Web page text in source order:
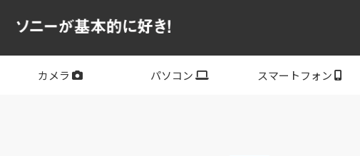
カメラ パソコン スマートフォン